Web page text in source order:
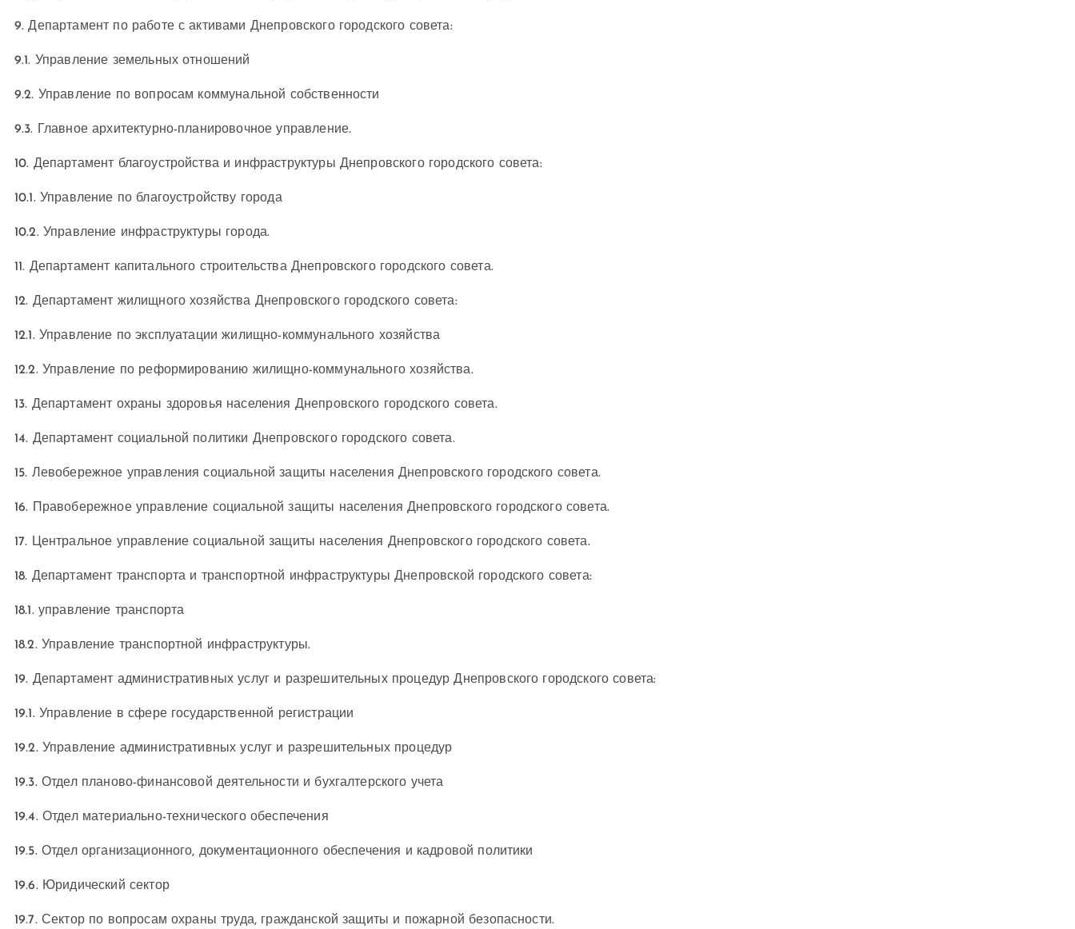
9. Департамент по работе с активами Днепровского городского совета:
9.1. Управление земельных отношений
9.2. Управление по вопросам коммунальной собственности
9.3. Главное архитектурно-планировочное управление.
10. Департамент благоустройства и инфраструктуры Днепровского городского совета:
10.1. Управление по благоустройству города
10.2. Управление инфраструктуры города.
11. Департамент капитального строительства Днепровского городского совета.
12. Департамент жилищного хозяйства Днепровского городского совета:
12.1. Управление по эксплуатации жилищно-коммунального хозяйства
12.2. Управление по реформированию жилищно-коммунального хозяйства.
13. Департамент охраны здоровья населения Днепровского городского совета.
14. Департамент социальной политики Днепровского городского совета.
15. Левобережное управления социальной защиты населения Днепровского городского совета.
16. Правобережное управление социальной защиты населения Днепровского городского совета.
17. Центральное управление социальной защиты населения Днепровского городского совета.
18. Департамент транспорта и транспортной инфраструктуры Днепровской городского совета:
18.1. управление транспорта
18.2. Управление транспортной инфраструктуры.
19. Департамент административных услуг и разрешительных процедур Днепровского городского совета:
19.1. Управление в сфере государственной регистрации
19.2. Управление административных услуг и разрешительных процедур
19.3. Отдел планово-финансовой деятельности и бухгалтерского учета
19.4. Отдел материально-технического обеспечения
19.5. Отдел организационного, документационного обеспечения и кадровой политики
19.6. Юридический сектор
19.7. Сектор по вопросам охраны труда, гражданской защиты и пожарной безопасности.